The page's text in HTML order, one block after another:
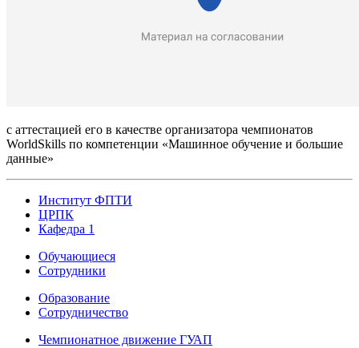
с аттестацией его в качестве организатора чемпионатов
WorldSkills по компетенции «Машинное обучение и большие
данные»
Институт ФПТИ
ЦРПК
Кафедра 1
Обучающиеся
Сотрудники
Образование
Сотрудничество
Чемпионатное движение ГУАП